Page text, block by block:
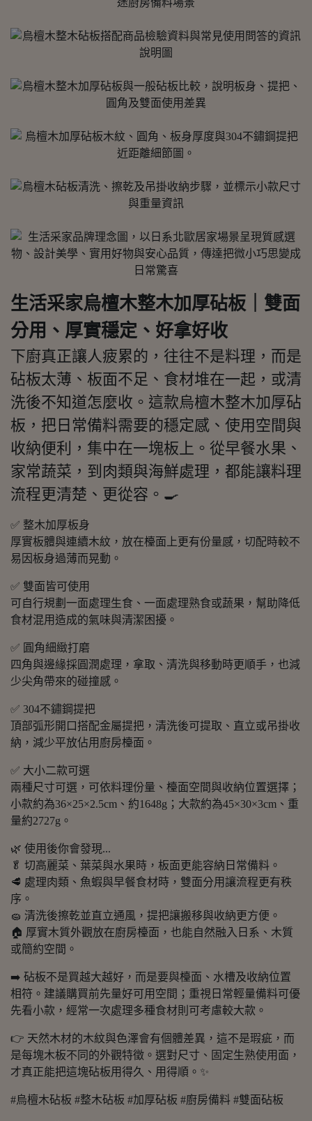
生活采家烏檀木整木加厚砧板｜雙面
分用、厚實穩定、好拿好收
下廚真正讓人疲累的，往往不是料理，而是
砧板太薄、板面不足、食材堆在一起，或清
洗後不知道怎麼收。這款烏檀木整木加厚砧
板，把日常備料需要的穩定感、使用空間與
收納便利，集中在一塊板上。從早餐水果、
家常蔬菜，到肉類與海鮮處理，都能讓料理
流程更清楚、更從容。🍳
✅ 整木加厚板身
厚實板體與連續木紋，放在檯面上更有份量感，切配時較不
易因板身過薄而晃動。
✅ 雙面皆可使用
可自行規劃一面處理生食、一面處理熟食或蔬果，幫助降低
食材混用造成的氣味與清潔困擾。
✅ 圓角細緻打磨
四角與邊緣採圓潤處理，拿取、清洗與移動時更順手，也減
少尖角帶來的碰撞感。
✅ 304不鏽鋼提把
頂部弧形開口搭配金屬提把，清洗後可提取、直立或吊掛收
納，減少平放佔用廚房檯面。
✅ 大小二款可選
兩種尺寸可選，可依料理份量、檯面空間與收納位置選擇；
小款約為36×25×2.5cm、約1648g；大款約為45×30×3cm、重
量約2727g。
🌿 使用後你會發現...
🥬 切高麗菜、葉菜與水果時，板面更能容納日常備料。
🥩 處理肉類、魚蝦與早餐食材時，雙面分用讓流程更有秩
序。
🧽 清洗後擦乾並直立通風，提把讓搬移與收納更方便。
🏠 厚實木質外觀放在廚房檯面，也能自然融入日系、木質
或簡約空間。
➡️ 砧板不是買越大越好，而是要與檯面、水槽及收納位置
相符。建議購買前先量好可用空間；重視日常輕量備料可優
先看小款，經常一次處理多種食材則可考慮較大款。
👉 天然木材的木紋與色澤會有個體差異，這不是瑕疵，而
是每塊木板不同的外觀特徵。選對尺寸、固定生熟使用面，
才真正能把這塊砧板用得久、用得順。✨
#烏檀木砧板 #整木砧板 #加厚砧板 #廚房備料 #雙面砧板